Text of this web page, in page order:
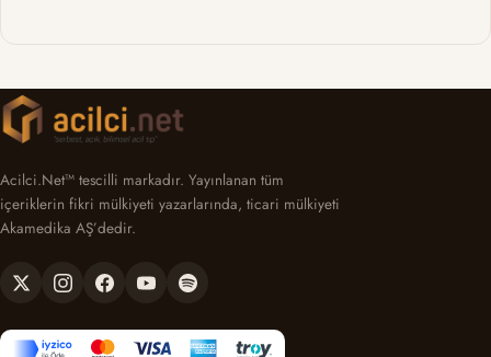
Acilci.Net™ tescilli markadır. Yayınlanan tüm
içeriklerin fikri mülkiyeti yazarlarında, ticari mülkiyeti
Akamedika AŞ’dedir.